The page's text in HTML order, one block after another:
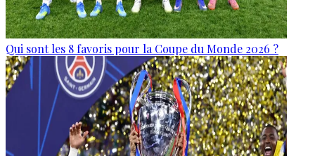
Qui sont les 8 favoris pour la Coupe du Monde 2026 ?